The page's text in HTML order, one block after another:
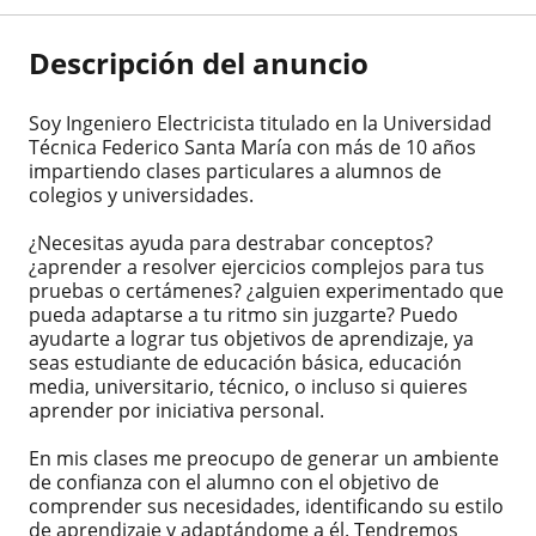
Descripción del anuncio
Soy Ingeniero Electricista titulado en la Universidad
Técnica Federico Santa María con más de 10 años
impartiendo clases particulares a alumnos de
colegios y universidades.
¿Necesitas ayuda para destrabar conceptos?
¿aprender a resolver ejercicios complejos para tus
pruebas o certámenes? ¿alguien experimentado que
pueda adaptarse a tu ritmo sin juzgarte? Puedo
ayudarte a lograr tus objetivos de aprendizaje, ya
seas estudiante de educación básica, educación
media, universitario, técnico, o incluso si quieres
aprender por iniciativa personal.
En mis clases me preocupo de generar un ambiente
de confianza con el alumno con el objetivo de
comprender sus necesidades, identificando su estilo
de aprendizaje y adaptándome a él. Tendremos